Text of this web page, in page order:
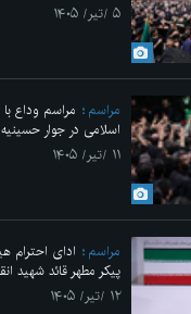
۵ /تیر/ ۱۴۰۵
مراسم
مراسم وداع با
اسلامی در جوار
۱۱ /تیر/ ۱۴۰۵
مراسم
ادای احترام
پیکر مطهر قائد شهید
۱۲ /تیر/ ۱۴۰۵